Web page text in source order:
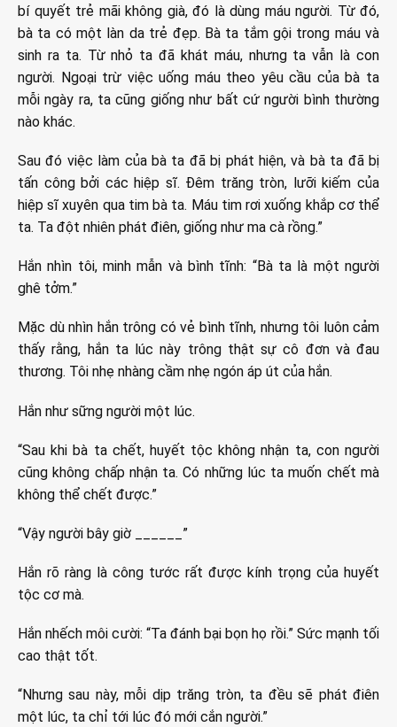
bí quyết trẻ mãi không già, đó là dùng máu người. Từ đó,
bà ta có một làn da trẻ đẹp. Bà ta tắm gội trong máu và
sinh ra ta. Từ nhỏ ta đã khát máu, nhưng ta vẫn là con
người. Ngoại trừ việc uống máu theo yêu cầu của bà ta
mỗi ngày ra, ta cũng giống như bất cứ người bình thường
nào khác.
Sau đó việc làm của bà ta đã bị phát hiện, và bà ta đã bị
tấn công bởi các hiệp sĩ. Đêm trăng tròn, lưỡi kiếm của
hiệp sĩ xuyên qua tim bà ta. Máu tim rơi xuống khắp cơ thể
ta. Ta đột nhiên phát điên, giống như ma cà rồng.”
Hắn nhìn tôi, minh mẫn và bình tĩnh: “Bà ta là một người
ghê tởm.”
Mặc dù nhìn hắn trông có vẻ bình tĩnh, nhưng tôi luôn cảm
thấy rằng, hắn ta lúc này trông thật sự cô đơn và đau
thương. Tôi nhẹ nhàng cầm nhẹ ngón áp út của hắn.
Hắn như sững người một lúc.
“Sau khi bà ta chết, huyết tộc không nhận ta, con người
cũng không chấp nhận ta. Có những lúc ta muốn chết mà
không thể chết được.”
“Vậy người bây giờ ______”
Hắn rõ ràng là công tước rất được kính trọng của huyết
tộc cơ mà.
Hắn nhếch môi cười: “Ta đánh bại bọn họ rồi.” Sức mạnh tối
cao thật tốt.
“Nhưng sau này, mỗi dịp trăng tròn, ta đều sẽ phát điên
một lúc, ta chỉ tới lúc đó mới cắn người.”